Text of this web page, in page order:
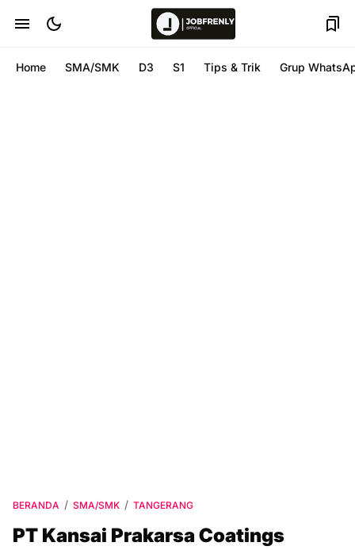
Home SMA/SMK D3 S1 Tips & Trik Grup
BERANDA SMA/SMK TANGERANG
PT Kansai Prakarsa Coatings